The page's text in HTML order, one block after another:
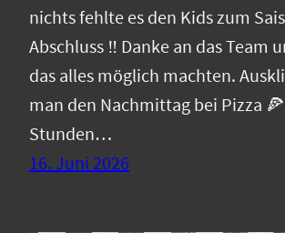
nichts fehlte es den Kids zum
Abschluss ‼️ Danke an das Team
das alles möglich machten.
man den Nachmittag bei Pizza
Stunden…
16. Juni 2026